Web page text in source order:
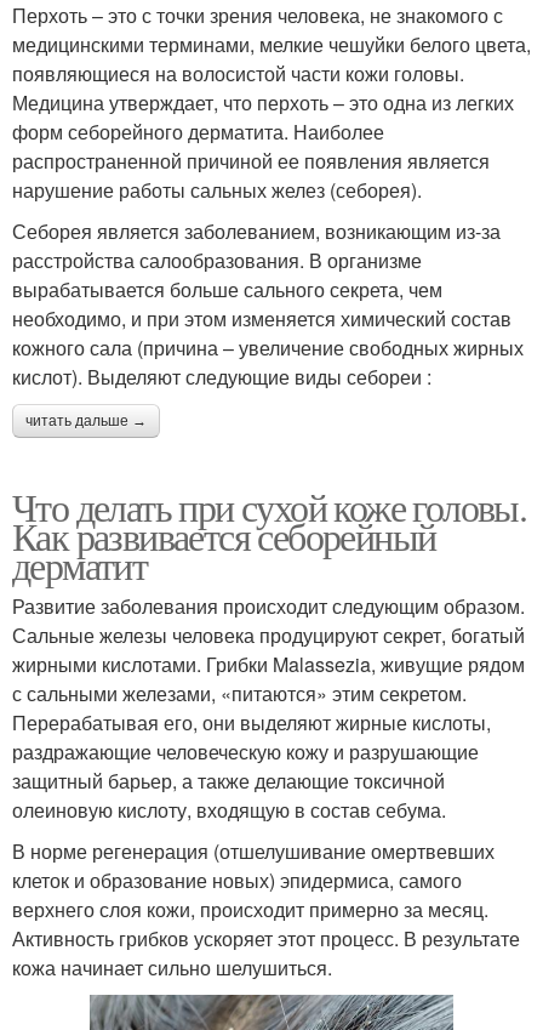
Перхоть – это с точки зрения человека, не знакомого с
медицинскими терминами, мелкие чешуйки белого цвета,
появляющиеся на волосистой части кожи головы.
Медицина утверждает, что перхоть – это одна из легких
форм себорейного дерматита. Наиболее
распространенной причиной ее появления является
нарушение работы сальных желез (себорея).
Себорея является заболеванием, возникающим из-за
расстройства салообразования. В организме
вырабатывается больше сального секрета, чем
необходимо, и при этом изменяется химический состав
кожного сала (причина – увеличение свободных жирных
кислот). Выделяют следующие виды себореи :
читать дальше →
Что делать при сухой коже головы.
Как развивается себорейный
дерматит
Развитие заболевания происходит следующим образом.
Сальные железы человека продуцируют секрет, богатый
жирными кислотами. Грибки Malassezia, живущие рядом
с сальными железами, «питаются» этим секретом.
Перерабатывая его, они выделяют жирные кислоты,
раздражающие человеческую кожу и разрушающие
защитный барьер, а также делающие токсичной
олеиновую кислоту, входящую в состав себума.
В норме регенерация (отшелушивание омертвевших
клеток и образование новых) эпидермиса, самого
верхнего слоя кожи, происходит примерно за месяц.
Активность грибков ускоряет этот процесс. В результате
кожа начинает сильно шелушиться.